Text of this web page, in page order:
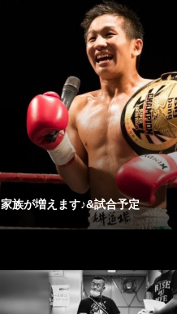
家族が増えます♪&試合予定